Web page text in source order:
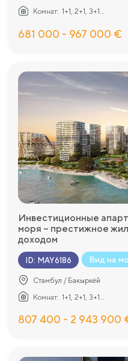
Комнат: 1+1, 2+1, 3+1...
681 000 - 967 000 €
Инвестиционные
моря – престижное
доходом
ID: MAY6186 Вид на
Стамбул / Бакыркёй
Комнат: 1+1, 2+1, 3+1...
807 400 - 2 943 900